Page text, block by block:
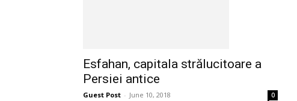
Esfahan, capitala strălucitoare a
Persiei antice
Guest Post - June 10, 2018 0